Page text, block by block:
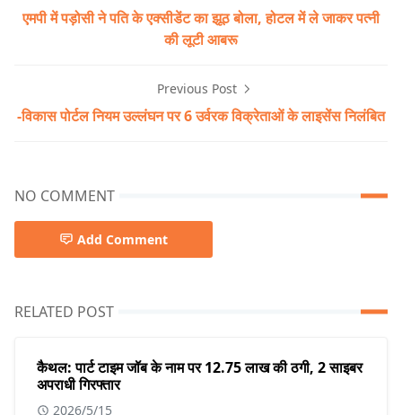
एमपी में पड़ोसी ने पति के एक्सीडेंट का झूठ बोला, होटल में ले जाकर पत्नी
की लूटी आबरू
Previous Post
-विकास पोर्टल नियम उल्लंघन पर 6 उर्वरक विक्रेताओं के लाइसेंस निलंबित
NO COMMENT
Add Comment
RELATED POST
कैथल: पार्ट टाइम जॉब के नाम पर 12.75 लाख की ठगी, 2 साइबर
अपराधी गिरफ्तार
2026/5/15